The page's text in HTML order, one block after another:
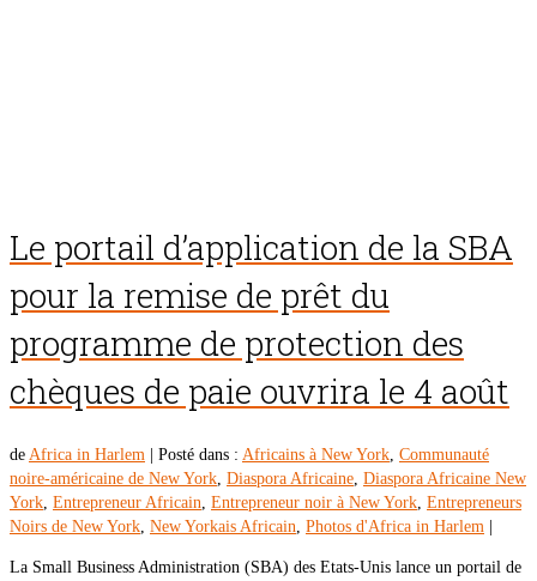
Le portail d’application de la SBA
pour la remise de prêt du
programme de protection des
chèques de paie ouvrira le 4 août
de Africa in Harlem Posté dans : Africains à New York, Communauté
noire-américaine de New York, Diaspora Africaine, Diaspora Africaine New
York, Entrepreneur Africain, Entrepreneur noir à New York, Entrepreneurs
Noirs de New York, New Yorkais Africain, Photos d'Africa in Harlem
La Small Business Administration (SBA) des Etats-Unis lance un portail de